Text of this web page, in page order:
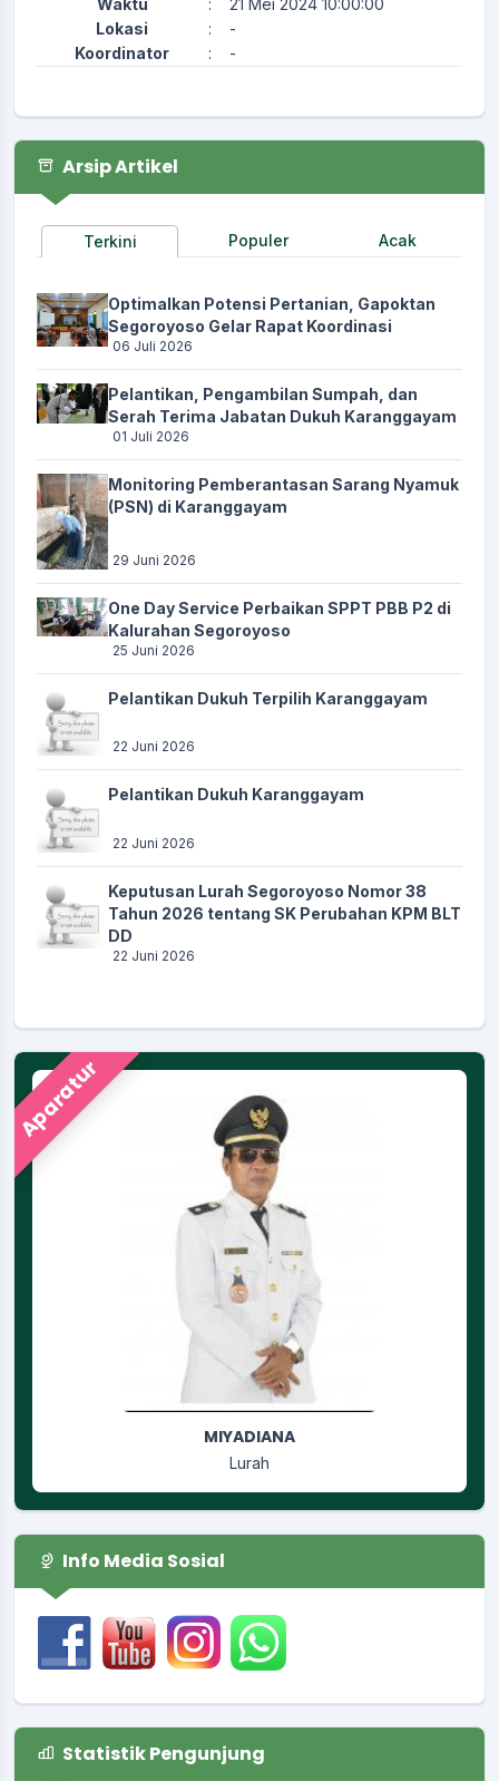
Waktu :
21 Mei 2024 10:00:00
Lokasi
:
-
Koordinator
: -
Arsip Artikel
Terkini Populer Acak
Optimalkan Potensi Pertanian, Gapoktan
Segoroyoso Gelar Rapat Koordinasi
06 Juli 2026
Pelantikan, Pengambilan Sumpah, dan
Serah Terima Jabatan Dukuh Karanggayam
01 Juli 2026
Monitoring Pemberantasan Sarang Nyamuk
(PSN) di Karanggayam
29 Juni 2026
One Day Service Perbaikan SPPT PBB P2 di
Kalurahan Segoroyoso
25 Juni 2026
Pelantikan Dukuh Terpilih Karanggayam
22 Juni 2026
Pelantikan Dukuh Karanggayam
22 Juni 2026
Keputusan Lurah Segoroyoso Nomor 38
Tahun 2026 tentang SK Perubahan KPM BLT
DD
22 Juni 2026
Aparatur
RUSGIYANTI
Jagabaya
Info Media Sosial
Statistik Pengunjung